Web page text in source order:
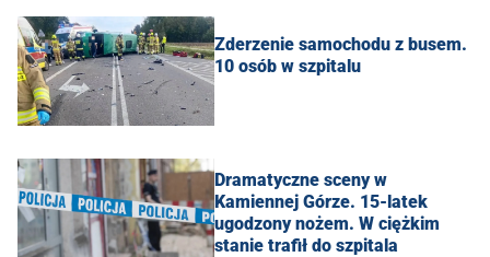
Zderzenie samochodu z busem.
10 osób w szpitalu
Dramatyczne sceny w
Kamiennej Górze. 15-latek
ugodzony nożem. W ciężkim
stanie trafił do szpitala